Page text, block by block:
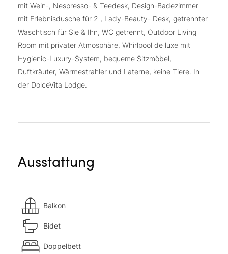
mit Wein-, Nespresso- & Teedesk, Design-Badezimmer
mit Erlebnisdusche für 2 , Lady-Beauty- Desk, getrennter
Waschtisch für Sie & Ihn, WC getrennt, Outdoor Living
Room mit privater Atmosphäre, Whirlpool de luxe mit
Hygienic-Luxury-System, bequeme Sitzmöbel,
Duftkräuter, Wärmestrahler und Laterne, keine Tiere. In
der DolceVita Lodge.
Ausstattung
Balkon
Bidet
Doppelbett